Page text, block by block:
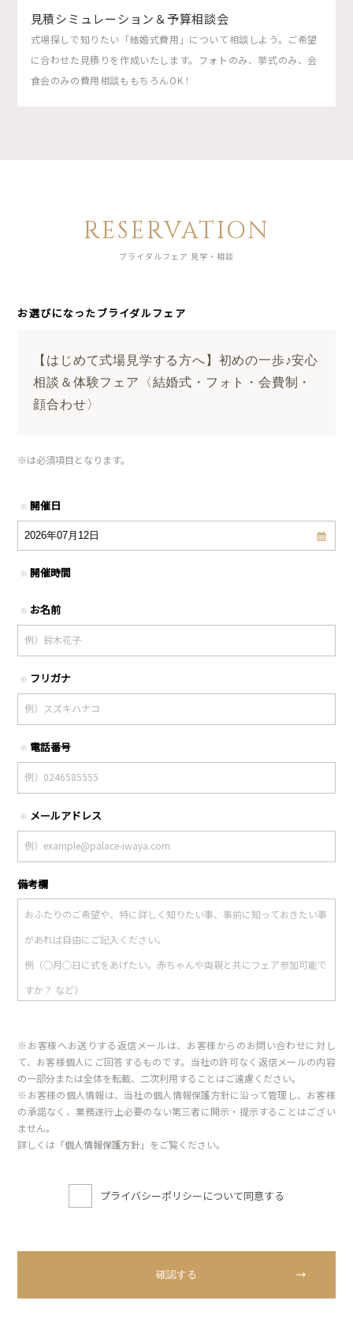
見積シミュレーション＆予算相談会
式場探しで知りたい「結婚式費用」について相談しよう。ご希望
に合わせた見積りを作成いたします。フォトのみ、挙式のみ、会
食会のみの費用相談ももちろんOK！
RESERVATION
ブライダルフェア 見学・相談
お選びになったブライダルフェア
【はじめて式場見学する方へ】初めの一歩♪安心
相談＆体験フェア〈結婚式・フォト・会費制・
顔合わせ〉
※は必須項目となります。
※ 開催日
※ 開催時間
※ お名前
※ フリガナ
※ 電話番号
※ メールアドレス
備考欄
※お客様へお送りする返信メールは、お客様からのお問い合わせに対し
て、お客様個人にご回答するものです。当社の許可なく返信メールの内容
の一部分または全体を転載、二次利用することはご遠慮ください。
※お客様の個人情報は、当社の個人情報保護方針に沿って管理し、お客様
の承諾なく、業務遂行上必要のない第三者に開示・提示することはござい
ません。
詳しくは「個人情報保護方針」をご覧ください。
プライバシーポリシーについて同意する